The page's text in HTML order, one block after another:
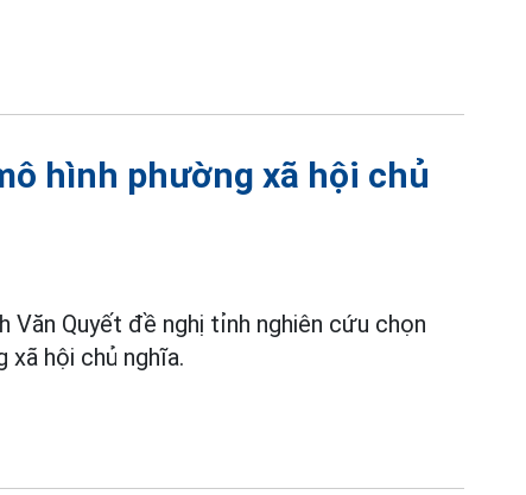
hình phường xã hội chủ
Văn Quyết đề nghị tỉnh nghiên cứu chọn
hội chủ nghĩa.